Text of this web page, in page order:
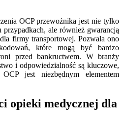
OCP przewoźnika jest nie tylko
ale również gwarancją
firmy transportowej. Pozwala ono
które mogą być bardzo
przed bankructwem. W branży
i odpowiedzialność są kluczowe,
OCP jest niezbędnym elementem
opieki medycznej dla